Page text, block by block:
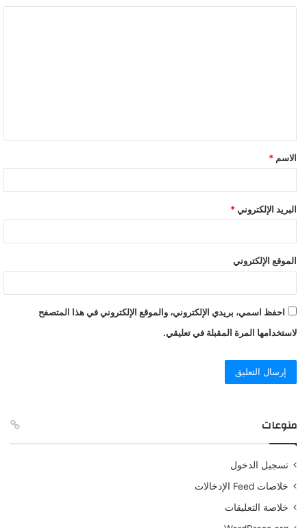
ق
*
الاسم *
البريد الإلكتروني *
الموقع الإلكتروني
احفظ اسمي، بريدي الإلكتروني، والموقع الإلكتروني في هذا المتصفح
لاستخدامها المرة المقبلة في تعليقي.
منوعات
تسجيل الدخول
خلاصات Feed الإدخالات
خلاصة التعليقات